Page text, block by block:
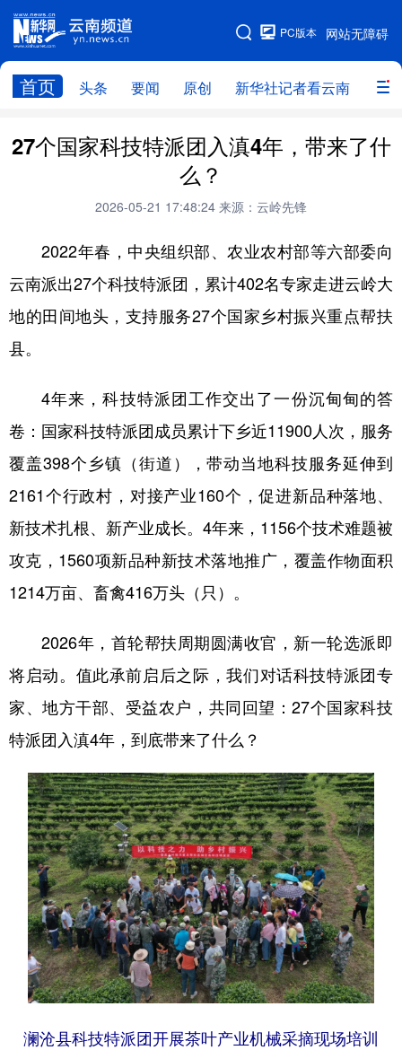
网站无障碍
PC版本
首页 头条 要闻 原创 新华社记者看云南 政务
网站地图
头条 云南要闻 本网原创
政务
云南省领导报道集
教育
州市
社会
图片
经济 服务 云南故事
27个国家科技特派团入滇4年，带来了什
么？
2026-05-21 17:48:24 来源：云岭先锋
2022年春，中央组织部、农业农村部等六部委向
云南派出27个科技特派团，累计402名专家走进云岭大
地的田间地头，支持服务27个国家乡村振兴重点帮扶
县。
4年来，科技特派团工作交出了一份沉甸甸的答
卷：国家科技特派团成员累计下乡近11900人次，服务
覆盖398个乡镇（街道），带动当地科技服务延伸到
2161个行政村，对接产业160个，促进新品种落地、
新技术扎根、新产业成长。4年来，1156个技术难题被
攻克，1560项新品种新技术落地推广，覆盖作物面积
1214万亩、畜禽416万头（只）。
2026年，首轮帮扶周期圆满收官，新一轮选派即
将启动。值此承前启后之际，我们对话科技特派团专
家、地方干部、受益农户，共同回望：27个国家科技
特派团入滇4年，到底带来了什么？
澜沧县科技特派团开展茶叶产业机械采摘现场培训